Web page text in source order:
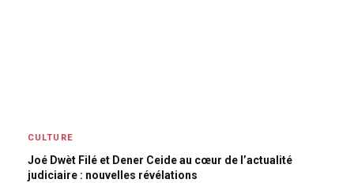
CULTURE
Joé Dwèt Filé et Dener Ceide au cœur de l’actualité
judiciaire : nouvelles révélations